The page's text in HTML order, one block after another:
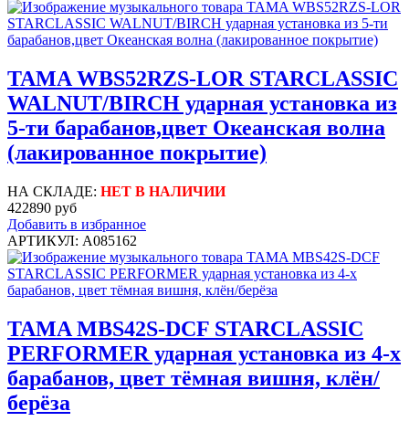
TAMA WBS52RZS-LOR STARCLASSIC
WALNUT/BIRCH ударная установка из
5-ти барабанов,цвет Океанская волна
(лакированное покрытие)
НА СКЛАДЕ: НЕТ В НАЛИЧИИ
422890 руб
Добавить в избранное
АРТИКУЛ: A085162
TAMA MBS42S-DCF STARCLASSIC
PERFORMER ударная установка из 4-х
барабанов, цвет тёмная вишня, клён/
берёза